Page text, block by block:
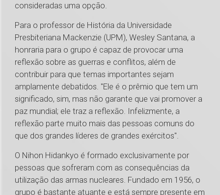
consideradas uma opção.
Para o professor de História da Universidade
Presbiteriana Mackenzie (UPM), Wesley Santana, a
honraria para o grupo é capaz de provocar uma
reflexão sobre as guerras e conflitos, além de
contribuir para que temas importantes sejam
amplamente debatidos. "Ele é o prêmio que tem um
significado, sim, mas não garante que vai promover a
paz mundial; ele traz a reflexão. Infelizmente, a
reflexão parte muito mais das pessoas comuns do
que dos grandes líderes de grandes exércitos".
O Nihon Hidankyo é formado exclusivamente por
pessoas que sofreram com as consequências da
utilização das armas nucleares. Fundado em 1956, o
grupo é bastante atuante e está sempre presente em